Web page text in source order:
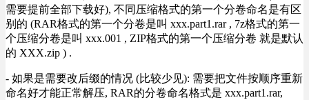
需要提前全部下载好), 不同压缩格式的第一个分卷命名是有区
别的 (RAR格式的第一个分卷是叫 xxx.part1.rar , 7z格式的第一
个压缩分卷是叫 xxx.001 , ZIP格式的第一个压缩分卷 就是默认
的 XXX.zip ) .
- 如果是需要改后缀的情况 (比较少见): 需要把文件按顺序重新
命名好才能正常解压, RAR的分卷命名格式是 xxx.part1.rar,